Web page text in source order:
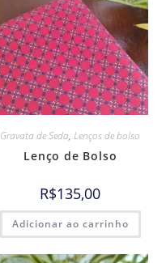
Gravata de Seda,Lenços de bolso
Lenço de Bolso
R$135,00
Adicionar ao carrinho